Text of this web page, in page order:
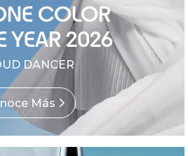
COLOR
YEAR 2026
DANCER
Más